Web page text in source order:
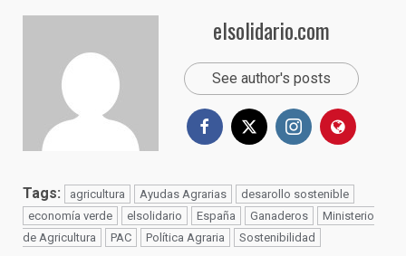
elsolidario.com
See author's posts
Tags: agricultura Ayudas Agrarias
desarollo sostenible
economía verde
elsolidario España Ganaderos
Ministerio
de Agricultura
PAC Política Agraria Sostenibilidad